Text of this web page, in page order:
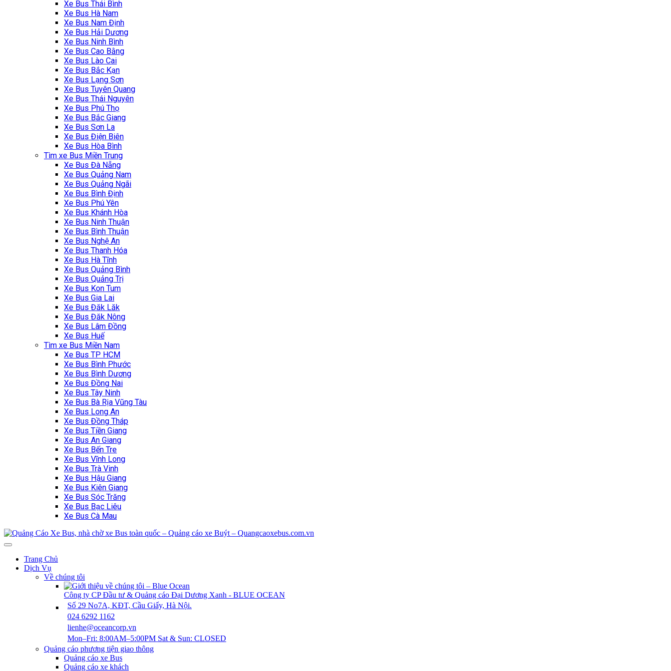
Xe Bus Thái Bình
Xe Bus Hà Nam
Xe Bus Nam Định
Xe Bus Hải Dương
Xe Bus Ninh Bình
Xe Bus Cao Bằng
Xe Bus Lào Cai
Xe Bus Bắc Kạn
Xe Bus Lạng Sơn
Xe Bus Tuyên Quang
Xe Bus Thái Nguyên
Xe Bus Phú Thọ
Xe Bus Bắc Giang
Xe Bus Sơn La
Xe Bus Điện Biên
Xe Bus Hòa Bình
‎Tìm xe Bus Miền Trung
Xe Bus Đà Nẵng
Xe Bus Quảng Nam
Xe Bus Quảng Ngãi
Xe Bus Bình Định
Xe Bus Phú Yên
Xe Bus Khánh Hòa
Xe Bus Ninh Thuận
Xe Bus Bình Thuận
Xe Bus Nghệ An
Xe Bus Thanh Hóa
Xe Bus Hà Tĩnh
Xe Bus Quảng Bình
Xe Bus Quảng Trị
Xe Bus Kon Tum
Xe Bus Gia Lai
Xe Bus Đăk Lăk
Xe Bus Đăk Nông
Xe Bus Lâm Đồng
Xe Bus Huế
‎Tìm xe Bus Miền Nam
Xe Bus TP HCM
Xe Bus Bình Phước
Xe Bus Bình Dương
Xe Bus Đồng Nai
Xe Bus Tây Ninh
Xe Bus Bà Rịa Vũng Tàu
Xe Bus Long An
Xe Bus Đồng Tháp
Xe Bus Tiền Giang
Xe Bus An Giang
Xe Bus Bến Tre
Xe Bus Vĩnh Long
Xe Bus Trà Vinh
Xe Bus Hậu Giang
Xe Bus Kiên Giang
Xe Bus Sóc Trăng
Xe Bus Bạc Liêu
Xe Bus Cà Mau
Trang Chủ
Dịch Vụ
Về chúng tôi
Công ty CP Đầu tư & Quảng cáo Đại Dương Xanh - BLUE OCEAN
Số 29 No7A, KĐT, Cầu Giấy, Hà Nội.
024 6292 1162
lienhe@oceancorp.vn
Mon–Fri: 8:00AM–5:00PM Sat & Sun: CLOSED
Quảng cáo phương tiện giao thông
Quảng cáo xe Bus
Quảng cáo xe khách